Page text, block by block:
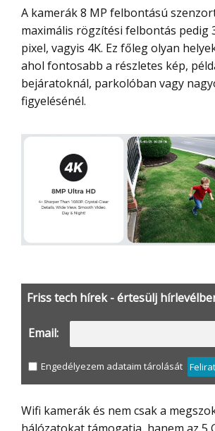
A kamerák 8 MP felbontású szenzort használnak, a
maximális rögzítési felbontás pedig
pixel, vagyis 4K. Ez főleg olyan
ahol fontosabb a részletes kép,
bejáratoknál, parkolóban vagy
figyelésénél.
Friss tech hírek - értesülj
Email:
Engedélyezem adataim tárolását
Wifi kamerák és nem csak a megszokott 2.4 GHz-es